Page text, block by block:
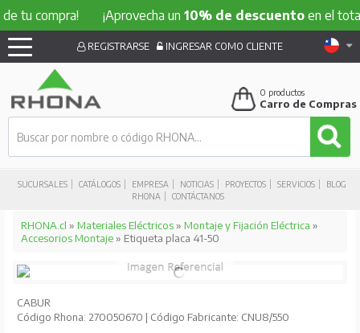
¡Aprovecha un10% de descuentoen el total de tu
SUCURSALES CATÁLOGOS EMPRESA NOTICIAS PROYECTOS SERVICIOS
BLOG
RHONA
CONTÁCTANOS
REGISTRARSE INGRESAR COMO CLIENTE
0 productos
Carro de Compras
RHONA.cl » Materiales Eléctricos» Montaje y Fijación Eléctrica »
Accesorios Montaje» Etiqueta placa 41-50
CABUR
Código Rhona: 270050670 | Código Fabricante: CNU8/550